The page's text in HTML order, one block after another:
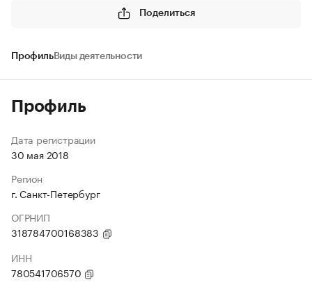
Поделиться
ПрофильВиды деятельности
Профиль
Дата регистрации
30 мая 2018
Регион
г. Санкт-Петербург
ОГРНИП
318784700168383
ИНН
780541706570